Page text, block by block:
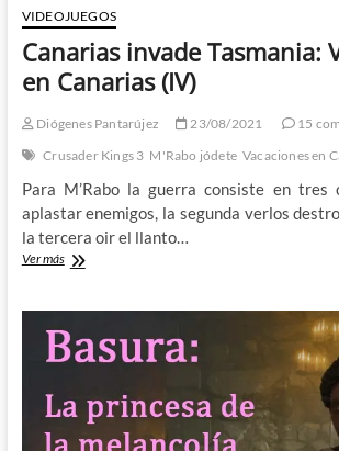
VIDEOJUEGOS
Canarias invade Tasmania:
en Canarias (IV)
Diógenes Pantarújez 23/08/2021
15
Crusader Kings 3 M'Rabo jódete Vacaciones en
Para M’Rabo la guerra consiste en tres
aplastar enemigos, la segunda verlos
la tercera oir el llanto…
Ver másCanarias
en
Canarias